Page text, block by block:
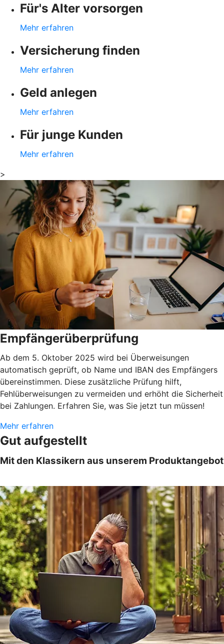
Für's Alter vorsorgen
Mehr erfahren
Versicherung finden
Mehr erfahren
Geld anlegen
Mehr erfahren
Für junge Kunden
Mehr erfahren
>
Empfängerüberprüfung
Ab dem 5. Oktober 2025 wird bei Überweisungen
automatisch geprüft, ob Name und IBAN des Empfängers
übereinstimmen. Diese zusätzliche Prüfung hilft,
Fehlüberweisungen zu vermeiden und erhöht die Sicherheit
bei Zahlungen. Erfahren Sie, was Sie jetzt tun müssen!
Mehr erfahren
Gut aufgestellt
Mit den Klassikern aus unserem Produktangebot